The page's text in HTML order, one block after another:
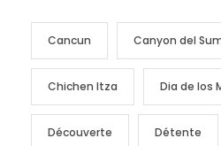
Cancun Canyon del
Chichen Itza Dia de los
Découverte Détente